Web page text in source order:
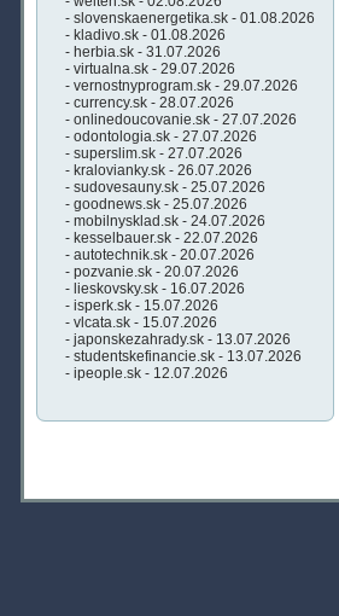
- slovenskaenergetika.sk - 01.08.2026
- kladivo.sk - 01.08.2026
- herbia.sk - 31.07.2026
- virtualna.sk - 29.07.2026
- vernostnyprogram.sk - 29.07.2026
- currency.sk - 28.07.2026
- onlinedoucovanie.sk - 27.07.2026
- odontologia.sk - 27.07.2026
- superslim.sk - 27.07.2026
- kralovianky.sk - 26.07.2026
- sudovesauny.sk - 25.07.2026
- goodnews.sk - 25.07.2026
- mobilnysklad.sk - 24.07.2026
- kesselbauer.sk - 22.07.2026
- autotechnik.sk - 20.07.2026
- pozvanie.sk - 20.07.2026
- lieskovsky.sk - 16.07.2026
- isperk.sk - 15.07.2026
- vlcata.sk - 15.07.2026
- japonskezahrady.sk - 13.07.2026
- studentskefinancie.sk - 13.07.2026
- ipeople.sk - 12.07.2026